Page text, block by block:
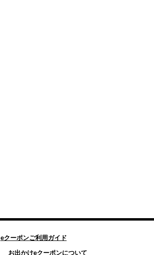
eクーポンご利用ガイド
お出かけeクーポンについて